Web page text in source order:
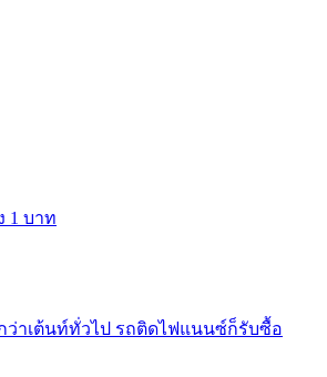
1 บาท
ว่าเต้นท์ทั่วไป รถติดไฟแนนซ์ก็รับซื้อ